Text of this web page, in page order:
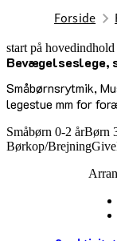
Forside
start på hovedindhold
Bevægelseslege,
Småbørnsrytmik,
legestue mm for
senest opdateret 17.
Småbørn 0-2 årBørn
Børkop/BrejningGive